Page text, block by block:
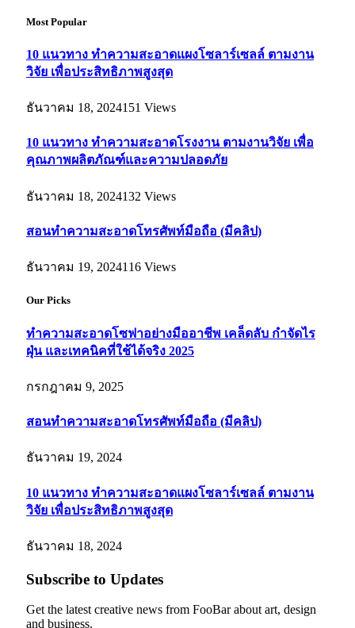
Most Popular
10 แนวทาง ทำความสะอาดแผงโซลาร์เซลล์ ตามงาน
วิจัย เพื่อประสิทธิภาพสูงสุด
ธันวาคม 18, 2024151 Views
10 แนวทาง ทำความสะอาดโรงงาน ตามงานวิจัย เพื่อ
คุณภาพผลิตภัณฑ์และความปลอดภัย
ธันวาคม 18, 2024132 Views
สอนทำความสะอาดโทรศัพท์มือถือ (มีคลิป)
ธันวาคม 19, 2024116 Views
Our Picks
ทำความสะอาดโซฟาอย่างมืออาชีพ เคล็ดลับ กำจัดไร
ฝุ่น และเทคนิคที่ใช้ได้จริง 2025
กรกฎาคม 9, 2025
สอนทำความสะอาดโทรศัพท์มือถือ (มีคลิป)
ธันวาคม 19, 2024
10 แนวทาง ทำความสะอาดแผงโซลาร์เซลล์ ตามงาน
วิจัย เพื่อประสิทธิภาพสูงสุด
ธันวาคม 18, 2024
Subscribe to Updates
Get the latest creative news from FooBar about art, design
and business.